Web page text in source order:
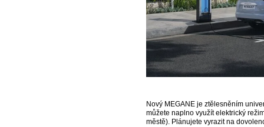
Nový MEGANE je ztělesněním
můžete naplno využít elektrický
městě). Plánujete vyrazit na